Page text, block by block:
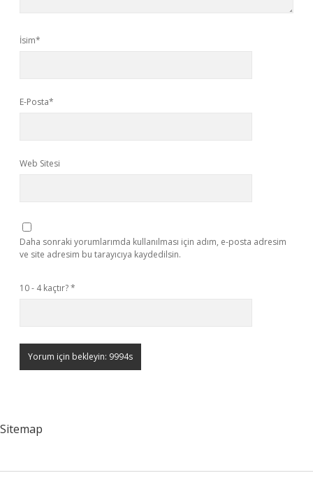
İsim*
E-Posta*
Web Sitesi
Daha sonraki yorumlarımda kullanılması için adım, e-posta adresim
ve site adresim bu tarayıcıya kaydedilsin.
10 - 4 kaçtır?*
Sitemap